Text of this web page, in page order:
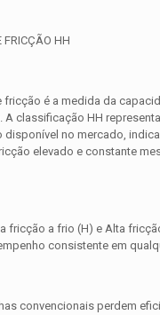
FRICÇÃO HH
fricção é a medida da
A classificação HH
disponível no mercado,
elevado e constante
fricção a frio (H) e Alta
consistente em
convencionais perdem